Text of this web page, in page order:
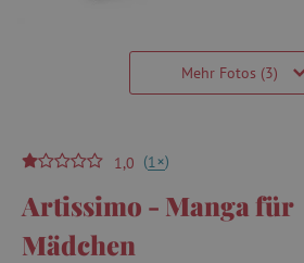
Mehr Fotos (3)
1,0 (1+)
Artissimo - Manga für
Mädchen